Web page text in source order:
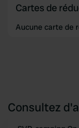
Cartes de
Aucune carte de
Consultez